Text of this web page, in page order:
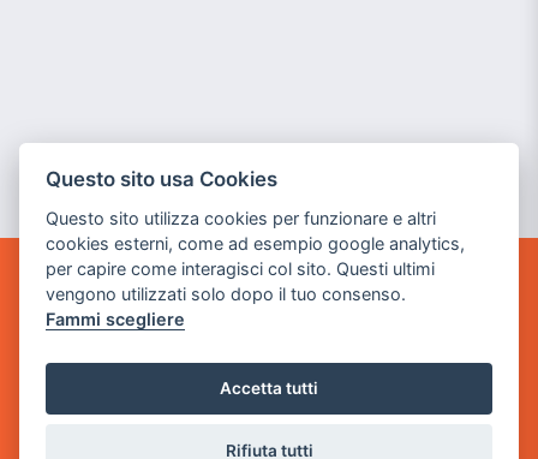
GAME WARP
BY POWER GAME SRL
Sede Legale
via Villaggio dei Platani, 3
- 25014 Castenedolo, Brescia
Questo sito usa Cookies
Questo sito utilizza cookies per funzionare e altri
cookies esterni, come ad esempio google analytics,
per capire come interagisci col sito. Questi ultimi
vengono utilizzati solo dopo il tuo consenso.
Fammi scegliere
Accetta tutti
Rifiuta tutti